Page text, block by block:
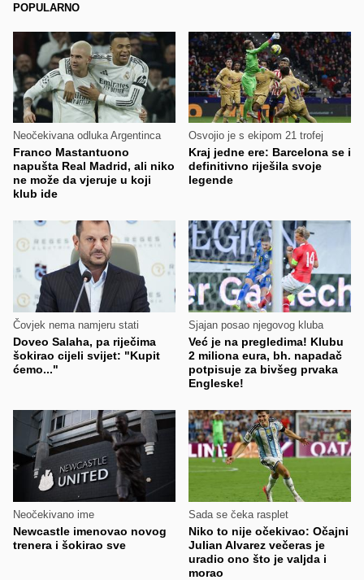
POPULARNO
Neočekivana odluka Argentinca
Franco Mastantuono
napušta Real Madrid, ali niko
ne može da vjeruje u koji
klub ide
Osvojio je s ekipom 21 trofej
Kraj jedne ere: Barcelona se i
definitivno riješila svoje
legende
Čovjek nema namjeru stati
Doveo Salaha, pa riječima
šokirao cijeli svijet: "Kupit
ćemo..."
Sjajan posao njegovog kluba
Već je na pregledima! Klubu
2 miliona eura, bh. napadač
potpisuje za bivšeg prvaka
Engleske!
Neočekivano ime
Newcastle imenovao novog
trenera i šokirao sve
Sada se čeka rasplet
Niko to nije očekivao: Očajni
Julian Alvarez večeras je
uradio ono što je valjda i
morao